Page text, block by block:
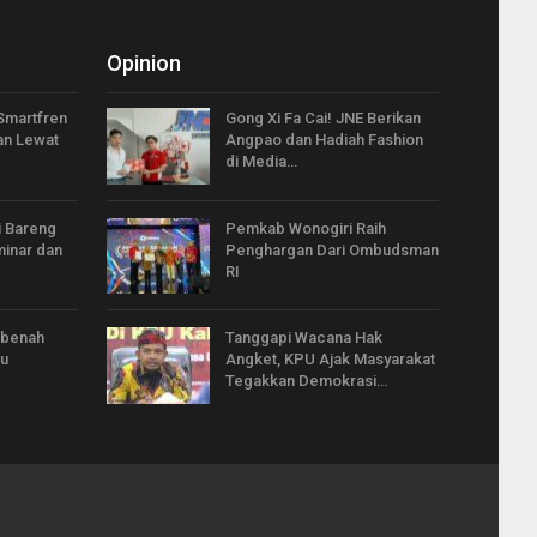
Lewat
Bareng
dan
Opinion
Gong Xi Fa Cai! JNE Berikan
Angpao dan Hadiah Fashion
di Media…
Pemkab Wonogiri Raih
Penghargan Dari Ombudsman
RI
Tanggapi Wacana Hak
Angket, KPU Ajak Masyarakat
Tegakkan Demokrasi…